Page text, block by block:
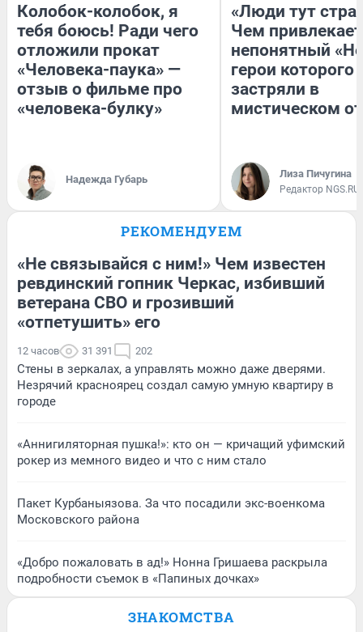
Колобок-колобок, я
тебя боюсь! Ради чего
отложили прокат
«Человека-паука» —
отзыв о фильме про
«человека-булку»
Надежда Губарь
«Люди тут
Чем привлекает
непонятный
герои которого
застряли в
мистическом
Лиза Пичугина
Редактор NGS.RU
РЕКОМЕНДУЕМ
«Не связывайся с ним!» Чем известен
ревдинский гопник Черкас, избивший
ветерана СВО и грозивший
«отпетушить» его
12 часов 31 391 202
Стены в зеркалах, а управлять можно даже дверями.
Незрячий красноярец создал самую умную квартиру в
городе
«Аннигиляторная пушка!»: кто он — кричащий уфимский
рокер из мемного видео и что с ним стало
Пакет Курбаныязова. За что посадили экс-военкома
Московского района
«Добро пожаловать в ад!» Нонна Гришаева раскрыла
подробности съемок в «Папиных дочках»
ЗНАКОМСТВА